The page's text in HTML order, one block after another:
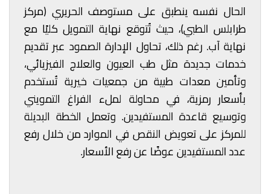
الحال نفسه ينطبق على مستوصف الحريري (مركز
طرابلس الطبي)، حيث تُتوقع نهاية التمويل كليًا مع
نهاية آب. رغم ذلك، تحاول الإدارة الصمود عبر تقديم
خدمات جديدة مثل طب العيون والعلاج الفيزيائي،
وتأمين معدات طبية من جمعيات خيرية تُستخدم
بأسعار رمزية، في محاولة لملء الفراغ التمويني
وتوسيع قاعدة المستفيدين. وتعمل الخطة البديلة
للمركز على تعويض النقص في الموارد من خلال رفع
عدد المستفيدين عوضًا عن رفع الأسعار.